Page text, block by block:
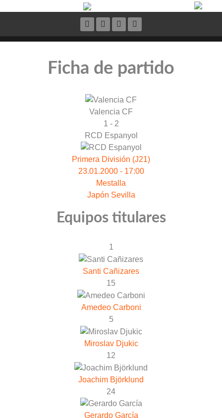
Ficha de partido
Valencia CF
1 - 2
RCD Espanyol
Primera División (J21)
23.01.2000 - 17:00
Mestalla
Japón Sevilla
Equipos titulares
1
Santi Cañizares
15
Amedeo Carboni
5
Miroslav Djukic
12
Joachim Björklund
24
Gerardo García